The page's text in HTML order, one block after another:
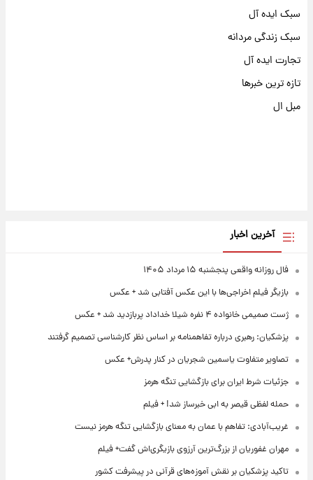
سبک ایده آل
سبک زندگی مردانه
تجارت ایده آل
تازه ترین خبرها
مبل ال
آخرین اخبار
فال روزانه واقعی پنجشنبه ۱۵ مرداد ۱۴۰۵
بازیگر فیلم اخراجی‌ها با این عکس آفتابی شد + عکس
ژست صمیمی خانواده ۴ نفره شیلا خداداد پربازدید شد + عکس
پزشکیان: رهبری درباره تفاهمنامه بر اساس نظر کارشناسی تصمیم گرفتند
تصاویر متفاوت یاسمین شجریان در کنار پدرش+ عکس
جزئیات شرط ایران برای بازگشایی تنگه هرمز
حمله لفظی قیصر به ابی خبرساز شد! + فیلم
غریب‌آبادی: تفاهم با عمان به معنای بازگشایی تنگه هرمز نیست
مهران غفوریان از بزرگ‌ترین آرزوی بازیگری‌اش گفت+ فیلم
تاکید پزشکیان بر نقش آموزه‌های قرآنی در پیشرفت کشور